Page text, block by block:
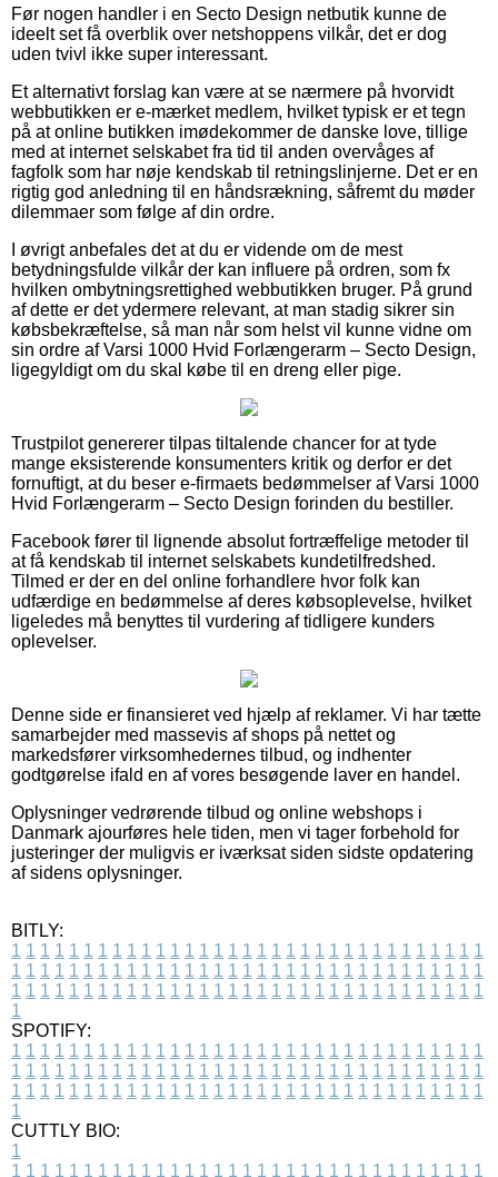
Før nogen handler i en Secto Design netbutik kunne de
ideelt set få overblik over netshoppens vilkår, det er dog
uden tvivl ikke super interessant.
Et alternativt forslag kan være at se nærmere på hvorvidt
webbutikken er e-mærket medlem, hvilket typisk er et tegn
på at online butikken imødekommer de danske love, tillige
med at internet selskabet fra tid til anden overvåges af
fagfolk som har nøje kendskab til retningslinjerne. Det er en
rigtig god anledning til en håndsrækning, såfremt du møder
dilemmaer som følge af din ordre.
I øvrigt anbefales det at du er vidende om de mest
betydningsfulde vilkår der kan influere på ordren, som fx
hvilken ombytningsrettighed webbutikken bruger. På grund
af dette er det ydermere relevant, at man stadig sikrer sin
købsbekræftelse, så man når som helst vil kunne vidne om
sin ordre af Varsi 1000 Hvid Forlængerarm – Secto Design,
ligegyldigt om du skal købe til en dreng eller pige.
Trustpilot genererer tilpas tiltalende chancer for at tyde
mange eksisterende konsumenters kritik og derfor er det
fornuftigt, at du beser e-firmaets bedømmelser af Varsi 1000
Hvid Forlængerarm – Secto Design forinden du bestiller.
Facebook fører til lignende absolut fortræffelige metoder til
at få kendskab til internet selskabets kundetilfredshed.
Tilmed er der en del online forhandlere hvor folk kan
udfærdige en bedømmelse af deres købsoplevelse, hvilket
ligeledes må benyttes til vurdering af tidligere kunders
oplevelser.
Denne side er finansieret ved hjælp af reklamer. Vi har tætte
samarbejder med massevis af shops på nettet og
markedsfører virksomhedernes tilbud, og indhenter
godtgørelse ifald en af vores besøgende laver en handel.
Oplysninger vedrørende tilbud og online webshops i
Danmark ajourføres hele tiden, men vi tager forbehold for
justeringer der muligvis er iværksat siden sidste opdatering
af sidens oplysninger.
BITLY:
1 1 1 1 1 1 1 1 1 1 1 1 1 1 1 1 1 1 1 1 1 1 1 1 1 1 1 1 1 1 1 1 1
1 1 1 1 1 1 1 1 1 1 1 1 1 1 1 1 1 1 1 1 1 1 1 1 1 1 1 1 1 1 1 1 1
1 1 1 1 1 1 1 1 1 1 1 1 1 1 1 1 1 1 1 1 1 1 1 1 1 1 1 1 1 1 1 1 1
1
SPOTIFY:
1 1 1 1 1 1 1 1 1 1 1 1 1 1 1 1 1 1 1 1 1 1 1 1 1 1 1 1 1 1 1 1 1
1 1 1 1 1 1 1 1 1 1 1 1 1 1 1 1 1 1 1 1 1 1 1 1 1 1 1 1 1 1 1 1 1
1 1 1 1 1 1 1 1 1 1 1 1 1 1 1 1 1 1 1 1 1 1 1 1 1 1 1 1 1 1 1 1 1
1
CUTTLY BIO:
1
1 1 1 1 1 1 1 1 1 1 1 1 1 1 1 1 1 1 1 1 1 1 1 1 1 1 1 1 1 1 1 1 1